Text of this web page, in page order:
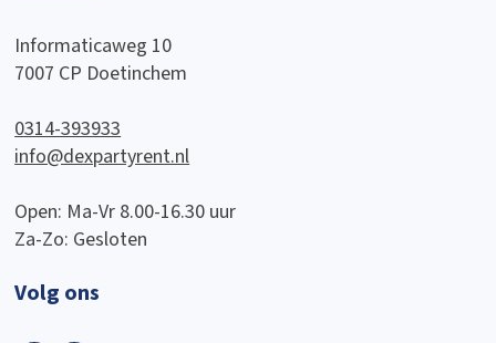
Informaticaweg 10
7007 CP Doetinchem
0314-393933
info@dexpartyrent.nl
Open: Ma-Vr 8.00-16.30 uur
Za-Zo: Gesloten
Volg ons